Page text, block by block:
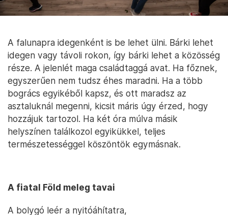
nagyjából még érintetlenek voltak ezek a
közösségek, keressen egy helyszínt a következő
részegek, a Wagon R-ről idővel Vitarára váltó
középkorúak, az óvatosan fogyasztó helyi elit, a
gátlástalanul fogyasztó helyi elit, a leszakadtak és a
hirtelen felemelkedők, ott lesz az energiaital és a
parfümfelhő, a mulattató és a visszataszító
harsányság, ott lesz a prüdéria és a
magamutogatás, az évtizedes sértettségek és a
magától értetődő szeretet. Ott leszünk mi magunk,
és néha muszáj rácsodálkozni saját magunkra.